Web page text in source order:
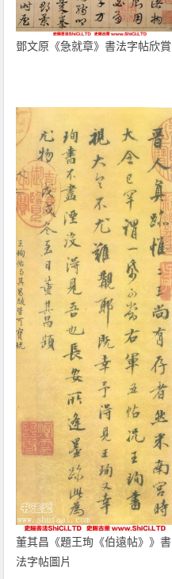
鄧文原《急就章》書法字帖欣賞
董其昌《題王珣《伯遠帖》》書
法字帖圖片